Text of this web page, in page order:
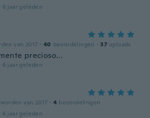
6 jaar geleden
van 2017 · 40 beoordelingen · 37 uploads
precioso...
6 jaar geleden
van 2017 · 4 beoordelingen
6 jaar geleden